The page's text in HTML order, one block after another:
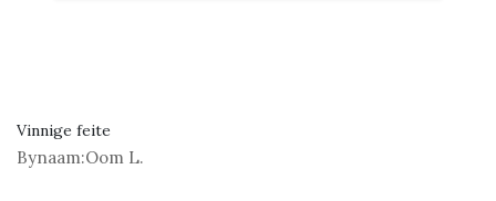
Vinnige feite
Bynaam:Oom L.